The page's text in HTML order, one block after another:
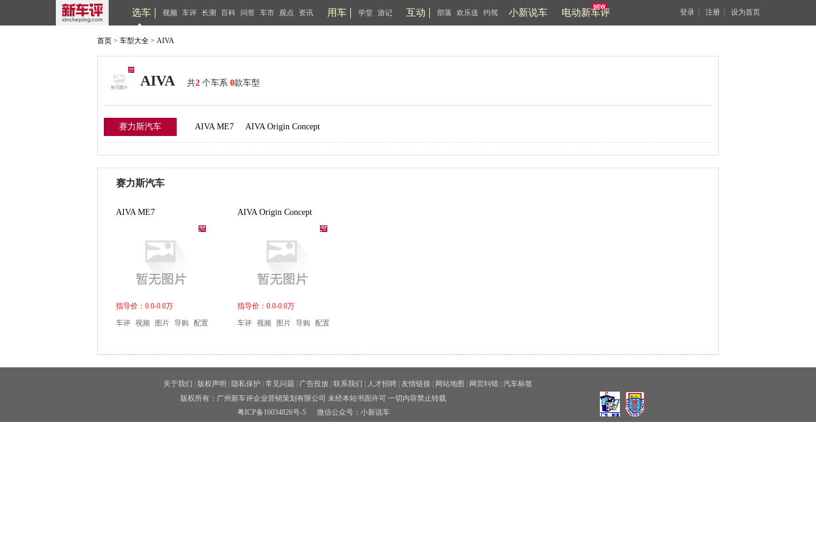
选车 视频 车评 长测 百科 问答 车市 观点 资讯 用车 学堂 游记 互动 部落 欢乐送 约驾 小新说车 电动新车评 登录 注册 设为首页
首页 > 车型大全 > AIVA
AIVA 共2 个车系 0款车型
赛力斯汽车 AIVA ME7 AIVA Origin Concept
赛力斯汽车
AIVA ME7
指导价：0.0-0.0万
车评 视频 图片 导购 配置
AIVA Origin Concept
指导价：0.0-0.0万
车评 视频 图片 导购 配置
关于我们 版权声明 隐私保护 常见问题 广告投放 联系我们 人才招聘 友情链接 网站地图 网页纠错
汽车标签
版权所有：广州新车评企业营销策划有限公司 未经本站书面许可 一切内容禁止转载
粤ICP备16034826号-5微信公众号：小新说车